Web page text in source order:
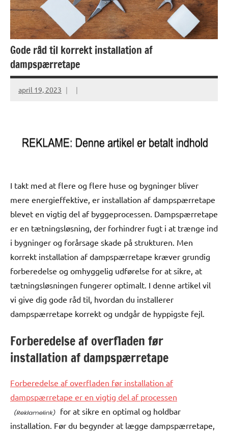
Gode råd til korrekt installation af
dampspærretape
april 19, 2023
I takt med at flere og flere huse og bygninger bliver
mere energieffektive, er installation af dampspærretape
blevet en vigtig del af byggeprocessen. Dampspærretape
er en tætningsløsning, der forhindrer fugt i at trænge ind
i bygninger og forårsage skade på strukturen. Men
korrekt installation af dampspærretape kræver grundig
forberedelse og omhyggelig udførelse for at sikre, at
tætningsløsningen fungerer optimalt. I denne artikel vil
vi give dig gode råd til, hvordan du installerer
dampspærretape korrekt og undgår de hyppigste fejl.
Forberedelse af overfladen før
installation af dampspærretape
Forberedelse af overfladen før installation af
dampspærretape er en vigtig del af processen
for at sikre en optimal og holdbar
installation. Før du begynder at lægge dampspærretape,